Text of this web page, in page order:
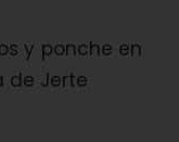
y ponche en
de Jerte